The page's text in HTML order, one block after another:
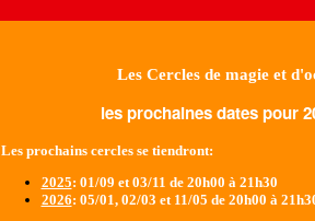
Les Cercles de magie et
les prochaines dates pour
Les prochains cercles se tiendront:
2025: 01/09 et 03/11 de 20h00 à 21h30
2026: 05/01, 02/03 et 11/05 de 20h00 à